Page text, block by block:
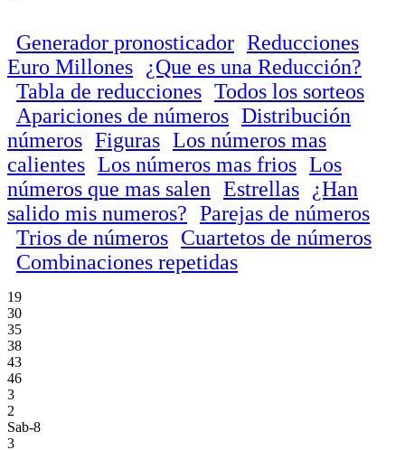
Generador pronosticador Reducciones
Euro Millones
¿Que es una Reducción?
Tabla de reducciones Todos los sorteos
Apariciones de números Distribución
números Figuras Los números mas
calientes Los números mas frios Los
números que mas salen Estrellas
¿Han
salido mis numeros? Parejas de números
Trios de números Cuartetos de números
Combinaciones repetidas
19
30
35
38
43
46
3
2
Sab-8
3